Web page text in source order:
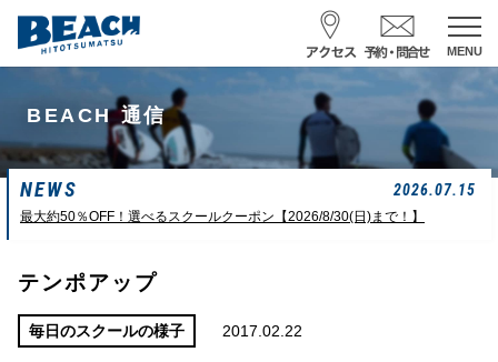
MENU
スクール予約・お問合せ
レンタル予約
サーフ ナミイーヨ
0475-32-7314
一松海岸波情報
BEACH 通信
NEWS 2026.07.15
最大約50％OFF！選べるスクールクーポン【2026/8/30(日)まで！】
テンポアップ
毎日のスクールの様子 2017.02.22